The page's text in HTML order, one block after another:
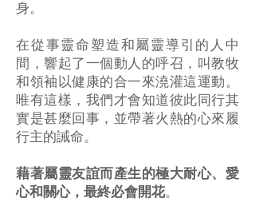
身。
在從事靈命塑造和屬靈導引的人中
間，響起了一個動人的呼召，叫教牧
和領袖以健康的合一來澆灌這運動。
唯有這樣，我們才會知道彼此同行其
實是甚麼回事，並帶著火熱的心來履
行主的誡命。
藉著屬靈友誼而產生的極大耐心、愛
心和關心，最終必會開花。